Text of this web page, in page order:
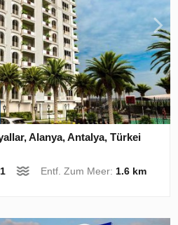
Alanya, Antalya, Türkei
Entf. Zum Meer: 1.6 km